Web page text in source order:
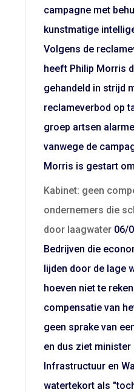
campagne met
kunstmatige
Volgens de
heeft Philip Morris
gehandeld in strijd
reclameverbod op
groep artsen
vanwege de
Morris is gestart
Kabinet: geen
ondernemers die
door laagwater 06/
Bedrijven die
lijden door de lage
hoeven niet te
compensatie van
geen sprake van
en dus ziet minister
Infrastructuur en
watertekort als